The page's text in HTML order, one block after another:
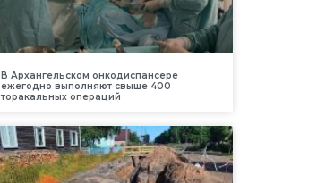
В Архангельском онкодиспансере
ежегодно выполняют свыше 400
торакальных операций